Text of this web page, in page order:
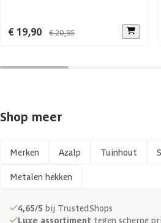
€ 19,90 € 20,95
Shop meer
Merken Azalp Tuinhout
Metalen hekken
4,65/5 bij TrustedShops
Luxe assortiment tegen scherpe